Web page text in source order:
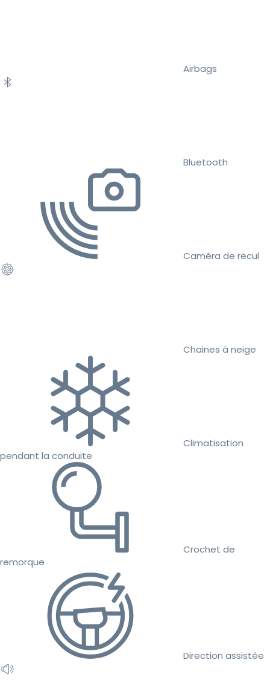
Airbags
Bluetooth
Caméra de recul
Chaines à neige
Climatisation
pendant la conduite
Crochet de
remorque
Direction assistée